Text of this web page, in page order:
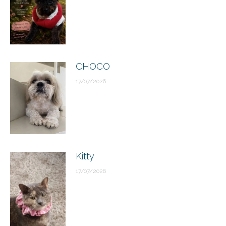
CHOCO
17/07/2026
Kitty
17/07/2026